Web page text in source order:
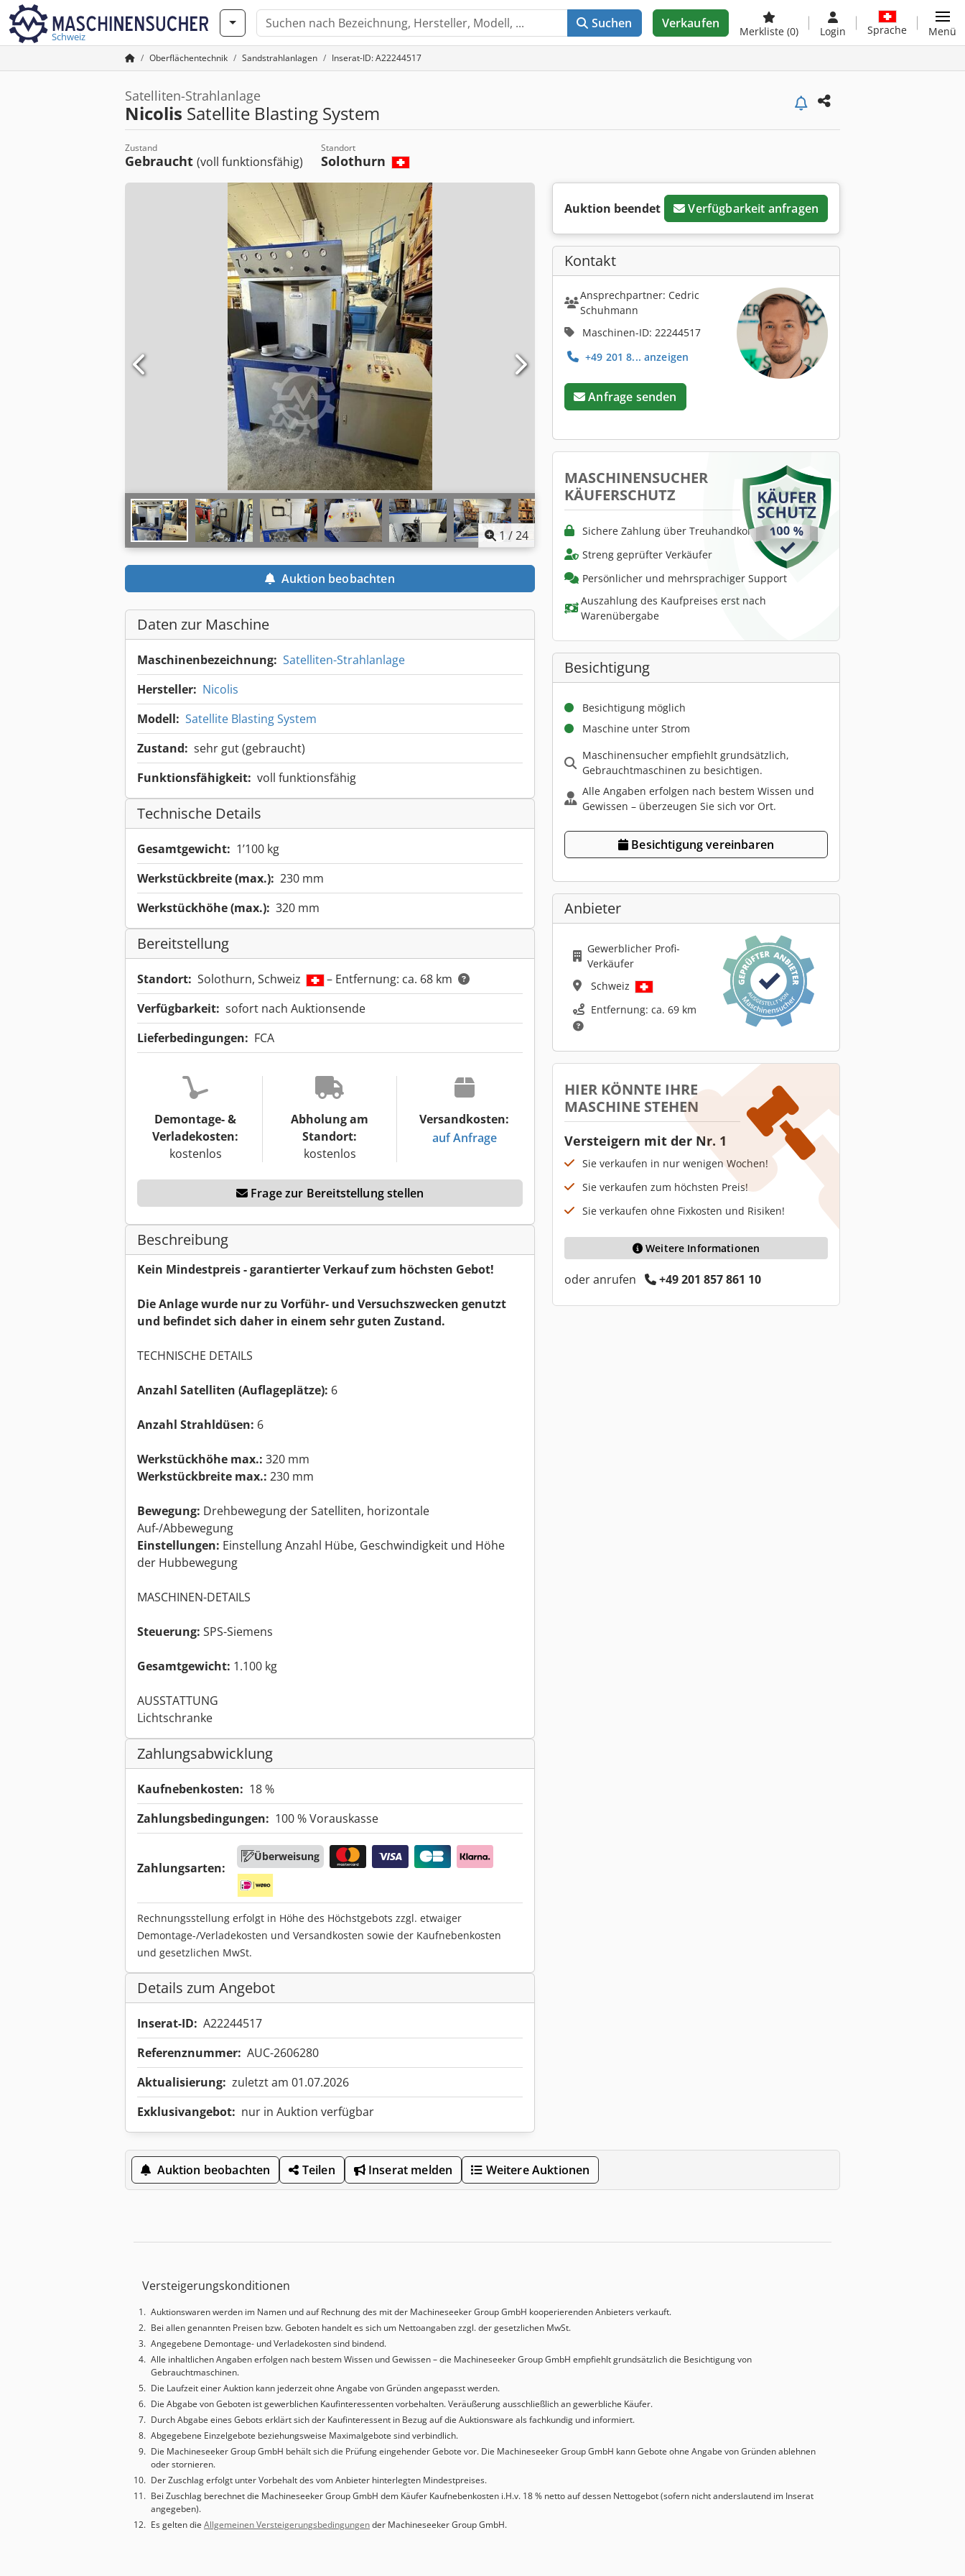
Schweiz
Suchen Verkaufen
Merkliste (0) Login Sprache Menü
Oberflächentechnik Sandstrahlanlagen Inserat-ID: A22244517
Satelliten-Strahlanlage
Nicolis Satellite Blasting System
Zustand
Gebraucht (voll funktionsfähig)
Standort
Solothurn
1/24
Auktion beobachten
Daten zur Maschine
Maschinenbezeichnung: Satelliten-Strahlanlage
Hersteller: Nicolis
Modell: Satellite Blasting System
Zustand: sehr gut (gebraucht)
Funktionsfähigkeit: voll funktionsfähig
Technische Details
Gesamtgewicht: 1’100 kg
Werkstückbreite (max.): 230 mm
Werkstückhöhe (max.): 320 mm
Bereitstellung
Standort: Solothurn, Schweiz
– Entfernung: ca. 68 km
Verfügbarkeit: sofort nach Auktionsende
Lieferbedingungen: FCA
Demontage- &
Verladekosten:
kostenlos
Abholung am
Standort:
kostenlos
Versandkosten:
auf Anfrage
Frage zur Bereitstellung stellen
Beschreibung
Kein Mindestpreis - garantierter Verkauf zum höchsten Gebot!
Die Anlage wurde nur zu Vorführ- und Versuchszwecken genutzt
und befindet sich daher in einem sehr guten Zustand.
TECHNISCHE DETAILS
Anzahl Satelliten (Auflageplätze): 6
Anzahl Strahldüsen: 6
Werkstückhöhe max.: 320 mm
Werkstückbreite max.: 230 mm
Bewegung: Drehbewegung der Satelliten, horizontale
Auf-/Abbewegung
Einstellungen: Einstellung Anzahl Hübe, Geschwindigkeit und Höhe
der Hubbewegung
MASCHINEN-DETAILS
Steuerung: SPS-Siemens
Gesamtgewicht: 1.100 kg
AUSSTATTUNG
Lichtschranke
Zahlungsabwicklung
Kaufnebenkosten: 18 %
Zahlungsbedingungen: 100 % Vorauskasse
Zahlungsarten:
Überweisung
Rechnungsstellung erfolgt in Höhe des Höchstgebots zzgl. etwaiger
Demontage-/Verladekosten und Versandkosten sowie der Kaufnebenkosten
und gesetzlichen MwSt.
Details zum Angebot
Inserat-ID: A22244517
Referenznummer: AUC-2606280
Aktualisierung: zuletzt am 01.07.2026
Exklusivangebot: nur in Auktion verfügbar
Auktion beendet Verfügbarkeit anfragen
Kontakt
Ansprechpartner: Cedric
Schuhmann
Maschinen-ID: 22244517
+49 201 8... anzeigen
Anfrage senden
MASCHINENSUCHER
KÄUFERSCHUTZ
Sichere Zahlung über Treuhandkonto
Streng geprüfter Verkäufer
Persönlicher und mehrsprachiger Support
Auszahlung des Kaufpreises erst nach
Warenübergabe
Besichtigung
Besichtigung möglich
Maschine unter Strom
Maschinensucher empfiehlt grundsätzlich,
Gebrauchtmaschinen zu besichtigen.
Alle Angaben erfolgen nach bestem Wissen und
Gewissen – überzeugen Sie sich vor Ort.
Besichtigung vereinbaren
Anbieter
Gewerblicher Profi-
Verkäufer
Schweiz
Entfernung: ca. 69 km
HIER KÖNNTE IHRE
MASCHINE STEHEN
Versteigern mit der Nr. 1
Sie verkaufen in nur wenigen Wochen!
Sie verkaufen zum höchsten Preis!
Sie verkaufen ohne Fixkosten und Risiken!
Weitere Informationen
oder anrufen +49 201 857 861 10
Auktion beobachten Teilen Inserat melden Weitere Auktionen
Versteigerungskonditionen
Auktionswaren werden im Namen und auf Rechnung des mit der Machineseeker Group GmbH kooperierenden Anbieters verkauft.
Bei allen genannten Preisen bzw. Geboten handelt es sich um Nettoangaben zzgl. der gesetzlichen MwSt.
Angegebene Demontage- und Verladekosten sind bindend.
Alle inhaltlichen Angaben erfolgen nach bestem Wissen und Gewissen – die Machineseeker Group GmbH empfiehlt grundsätzlich die Besichtigung von
Gebrauchtmaschinen.
Die Laufzeit einer Auktion kann jederzeit ohne Angabe von Gründen angepasst werden.
Die Abgabe von Geboten ist gewerblichen Kaufinteressenten vorbehalten. Veräußerung ausschließlich an gewerbliche Käufer.
Durch Abgabe eines Gebots erklärt sich der Kaufinteressent in Bezug auf die Auktionsware als fachkundig und informiert.
Abgegebene Einzelgebote beziehungsweise Maximalgebote sind verbindlich.
Die Machineseeker Group GmbH behält sich die Prüfung eingehender Gebote vor. Die Machineseeker Group GmbH kann Gebote ohne Angabe von Gründen ablehnen
oder stornieren.
Der Zuschlag erfolgt unter Vorbehalt des vom Anbieter hinterlegten Mindestpreises.
Bei Zuschlag berechnet die Machineseeker Group GmbH dem Käufer Kaufnebenkosten i.H.v. 18 % netto auf dessen Nettogebot (sofern nicht anderslautend im Inserat
angegeben).
Es gelten die Allgemeinen Versteigerungsbedingungender Machineseeker Group GmbH.